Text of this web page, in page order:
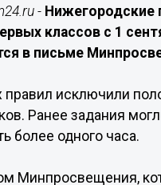
- Нижегородские
классов с 1
в письме
правил исключили
Ранее задания
более одного часа.
Минпросвещения,